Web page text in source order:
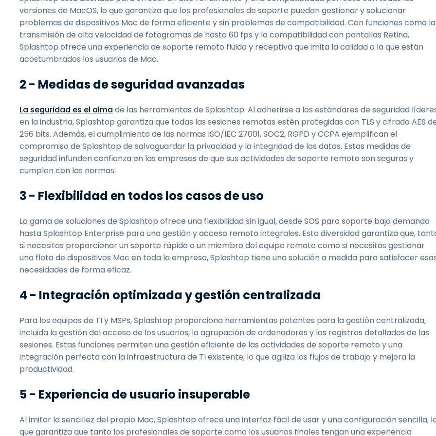
versiones de MacOS, lo que garantiza que los profesionales de soporte puedan gestionar y solucionar
problemas de dispositivos Mac de forma eficiente y sin problemas de compatibilidad. Con funciones como la
transmisión de alta velocidad de fotogramas de hasta 60 fps y la compatibilidad con pantallas Retina,
Splashtop ofrece una experiencia de soporte remoto fluida y receptiva que imita la calidad a la que están
acostumbrados los usuarios de Mac.
2 - Medidas de seguridad avanzadas
La seguridad es el alma de las herramientas de Splashtop. Al adherirse a los estándares de seguridad
en la industria, Splashtop garantiza que todas las sesiones remotas estén protegidas con TLS y cifrado AES
256 bits. Además, el cumplimiento de las normas ISO/IEC 27001, SOC2, RGPD y CCPA ejemplifican el
compromiso de Splashtop de salvaguardar la privacidad y la integridad de los datos. Estas medidas de
seguridad infunden confianza en las empresas de que sus actividades de soporte remoto son seguras y
cumplen con las normas.
3 - Flexibilidad en todos los casos de uso
La gama de soluciones de Splashtop ofrece una flexibilidad sin igual, desde SOS para soporte bajo demanda
hasta Splashtop Enterprise para una gestión y acceso remoto integrales. Esta diversidad garantiza que,
si necesitas proporcionar un soporte rápido a un miembro del equipo remoto como si necesitas gestionar
una flota de dispositivos Mac en toda la empresa, Splashtop tiene una solución a medida para satisfacer
necesidades de forma eficaz.
4 - Integración optimizada y gestión centralizada
Para los equipos de TI y MSPs, Splashtop proporciona herramientas potentes para la gestión centralizada,
incluida la gestión del acceso de los usuarios, la agrupación de ordenadores y los registros detallados de las
sesiones. Estas funciones permiten una gestión eficiente de las actividades de soporte remoto y una
integración perfecta con la infraestructura de TI existente, lo que agiliza los flujos de trabajo y mejora la
productividad.
5 - Experiencia de usuario insuperable
Al imitar la sencillez del propio Mac, Splashtop ofrece una interfaz fácil de usar y una configuración sencilla,
que garantiza que tanto los profesionales de soporte como los usuarios finales tengan una experiencia